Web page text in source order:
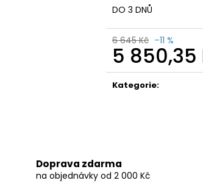
DO 3 DNŮ
6 645 Kč –11 %
5 850,35
Měrná
cena:
Kategorie:
Doprava zdarma
na objednávky od 2 000 Kč